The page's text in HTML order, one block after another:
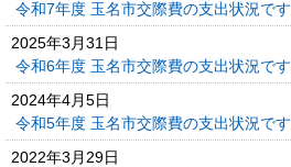
令和7年度 玉名市交際費の支出状況です
2025年3月31日
令和6年度 玉名市交際費の支出状況です
2024年4月5日
令和5年度 玉名市交際費の支出状況です
2022年3月29日